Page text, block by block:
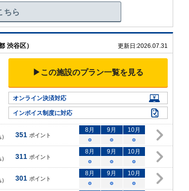
ちら
渋谷区） 更新日:2026.07.31
▶この施設のプラン一覧を見る
オンライン決済対応
インボイス制度に対応
351 ポイント
8月 9月 10月
○
○ ○
311 ポイント
8月 9月 10月
○
○ ○
301 ポイント
8月 9月 10月
○
○ ○